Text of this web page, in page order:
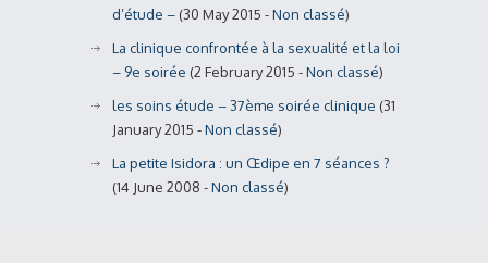
d’étude – (30 May 2015 -Non classé)
La clinique confrontée à la sexualité et la loi
– 9e soirée (2 February 2015 -Non classé)
les soins étude – 37ème soirée clinique (31
January 2015 -Non classé)
La petite Isidora : un Œdipe en 7 séances ?
(14 June 2008 -Non classé)